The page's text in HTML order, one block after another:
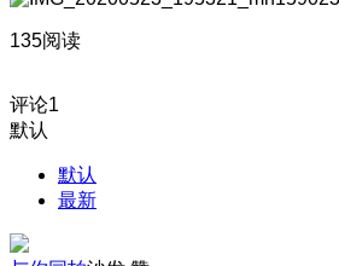
135阅读
评论1
默认
默认
最新